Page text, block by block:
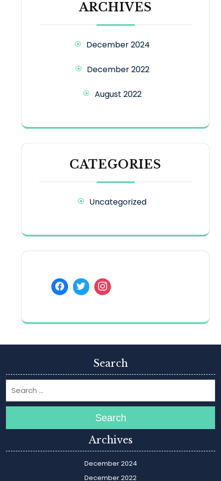
ARCHIVES
December 2024
December 2022
August 2022
CATEGORIES
Uncategorized
Search
Search
Archives
December 2024
December 2022